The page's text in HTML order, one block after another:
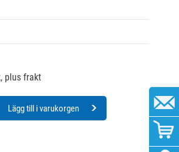
plus frakt
Lägg till i varukorgen